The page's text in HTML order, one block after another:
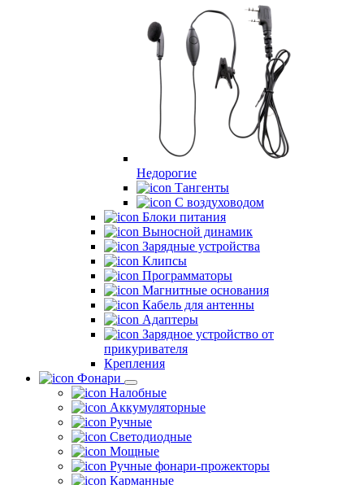
Недорогие
Тангенты
С воздуховодом
Блоки питания
Выносной динамик
Зарядные устройства
Клипсы
Программаторы
Магнитные основания
Кабель для антенны
Адаптеры
Зарядное устройство от
прикуривателя
Крепления
Фонари
Налобные
Аккумуляторные
Ручные
Светодиодные
Мощные
Ручные фонари-прожекторы
Карманные